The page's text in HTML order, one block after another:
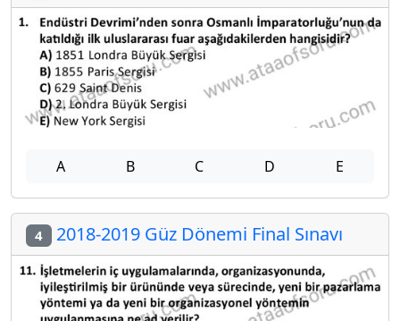
A B C D E
4 2018-2019 Güz Dönemi Final Sınavı